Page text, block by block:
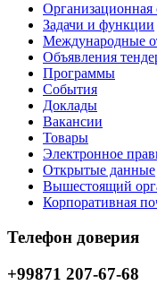
Организационная
Задачи и функции
Международные
Объявления
Программы
Cобытия
Доклады
Вакансии
Товары
Электронное
Открытые данные
Вышестоящий
Корпоративная
Телефон доверия
+99871 207-67-68